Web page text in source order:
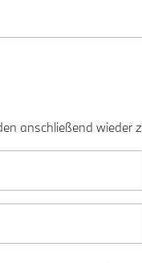
anschließend